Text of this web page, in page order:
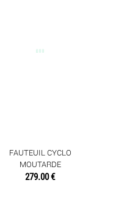
FAUTEUIL CYCLO
MOUTARDE
279.00 €